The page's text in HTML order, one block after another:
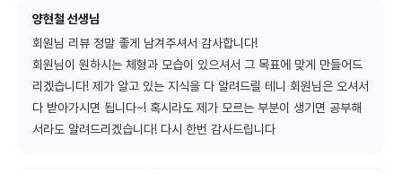
양현철 선생님
회원님 리뷰 정말 좋게 남겨주셔서 감사합니다!
회원님이 원하시는 체형과 모습이 있으셔서 그 목표에 맞게 만들어드
리겠습니다! 제가 알고 있는 지식을 다 알려드릴 테니 회원님은 오셔서
다 받아가시면 됩니다~! 혹시라도 제가 모르는 부분이 생기면 공부해
서라도 알려드리겠습니다! 다시 한번 감사드립니다